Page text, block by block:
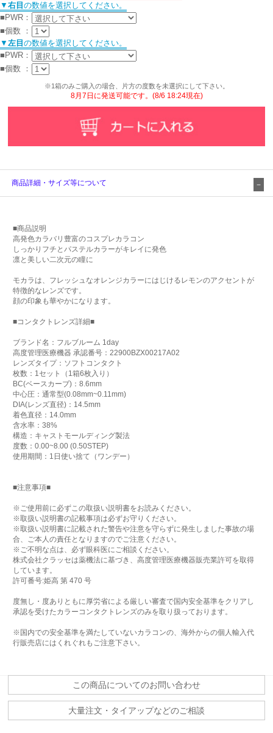
▼ 右目 の数値を選択してください。
■PWR ：
■個数
：
▼ 左目 の数値を選択してください。
■PWR ：
■個数
：
※1箱のみご購入の場合、片方の度数を未選択にして下さい。
8月7日に発送可能です。(8/6 18:24現在)
商品詳細・サイズ等について
■商品説明
高発色カラバリ豊富のコスプレカラコン
しっかりフチとパステルカラーがキレイに発色
凛と美しい二次元の瞳に
モカラは、フレッシュなオレンジカラーにはじけるレモンのアクセントが
特徴的なレンズです。
顔の印象も華やかになります。
■コンタクトレンズ詳細■
ブランド名：フルブルーム 1day
高度管理医療機器 承認番号：22900BZX00217A02
レンズタイプ：ソフトコンタクト
枚数：1セット（1箱6枚入り）
BC(ベースカーブ)：8.6mm
中心圧：通常型(0.08mm~0.11mm)
DIA(レンズ直径)：14.5mm
着色直径：14.0mm
含水率：38%
構造：キャストモールディング製法
度数：0.00~8.00 (0.50STEP)
使用期間：1日使い捨て（ワンデー）
■注意事項■
※ご使用前に必ずこの取扱い説明書をお読みください。
※取扱い説明書の記載事項は必ずお守りください。
※取扱い説明書に記載された警告や注意を守らずに発生しました事故の場
合、ご本人の責任となりますのでご注意ください。
※ご不明な点は、必ず眼科医にご相談ください。
株式会社クラッセは薬機法に基づき、高度管理医療機器販売業許可を取得
しています。
許可番号:姫高 第 470 号
度無し・度ありともに厚労省による厳しい審査で国内安全基準をクリアし
承認を受けたカラーコンタクトレンズのみを取り扱っております。
※国内での安全基準を満たしていないカラコンの、海外からの個人輸入代
行販売店にはくれぐれもご注意下さい。
この商品についてのお問い合わせ
大量注文・タイアップなどのご相談